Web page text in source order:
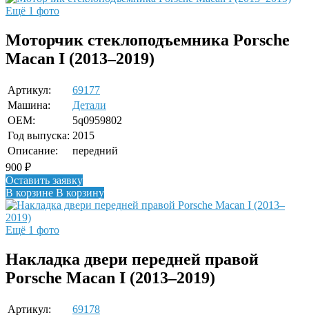
Ещё 1 фото
Моторчик стеклоподъемника Porsche
Macan I (2013–2019)
Артикул:
69177
Машина:
Детали
OEM:
5q0959802
Год выпуска: 2015
Описание:
передний
900 ₽
Оставить заявку
В корзине В корзину
Ещё 1 фото
Накладка двери передней правой
Porsche Macan I (2013–2019)
Артикул: 69178